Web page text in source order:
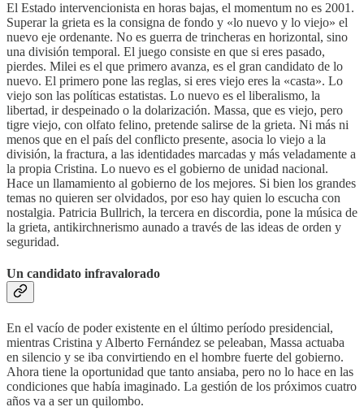
El Estado intervencionista en horas bajas, el momentum no es 2001.
Superar la grieta es la consigna de fondo y «lo nuevo y lo viejo» el
nuevo eje ordenante. No es guerra de trincheras en horizontal, sino
una división temporal. El juego consiste en que si eres pasado,
pierdes. Milei es el que primero avanza, es el gran candidato de lo
nuevo. El primero pone las reglas, si eres viejo eres la «casta». Lo
viejo son las políticas estatistas. Lo nuevo es el liberalismo, la
libertad, ir despeinado o la dolarización. Massa, que es viejo, pero
tigre viejo, con olfato felino, pretende salirse de la grieta. Ni más ni
menos que en el país del conflicto presente, asocia lo viejo a la
división, la fractura, a las identidades marcadas y más veladamente a
la propia Cristina. Lo nuevo es el gobierno de unidad nacional.
Hace un llamamiento al gobierno de los mejores. Si bien los grandes
temas no quieren ser olvidados, por eso hay quien lo escucha con
nostalgia. Patricia Bullrich, la tercera en discordia, pone la música de
la grieta, antikirchnerismo aunado a través de las ideas de orden y
seguridad.
Un candidato infravalorado
En el vacío de poder existente en el último período presidencial,
mientras Cristina y Alberto Fernández se peleaban, Massa actuaba
en silencio y se iba convirtiendo en el hombre fuerte del gobierno.
Ahora tiene la oportunidad que tanto ansiaba, pero no lo hace en las
condiciones que había imaginado. La gestión de los próximos cuatro
años va a ser un quilombo.